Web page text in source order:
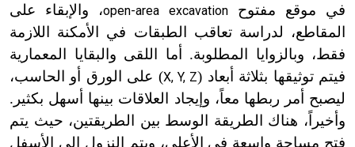
في موقع مفتوحopen-area excavation، والإبقاء على
المقاطع، لدراسة تعاقب الطبقات في الأمكنة اللازمة
فقط، وبالزوايا المطلوبة. أما اللقى والبقايا المعمارية
فيتم توثيقها بثلاثة أبعاد (X, Y, Z) على الورق أو الحاسب،
ليصبح أمر ربطها معاً، وإيجاد العلاقات بينها أسهل بكثير.
وأخيراً، هناك الطريقة الوسط بين الطريقتين، حيث يتم
فتح مساحة واسعة في الأعلى، ويتم النزول إلى الأسفل